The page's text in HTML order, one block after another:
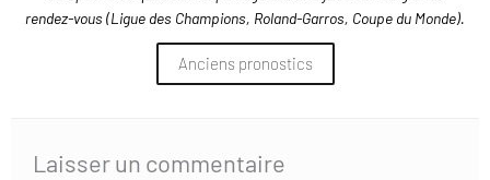
rendez-vous (Ligue des Champions, Roland-Garros, Coupe du Monde).
Anciens pronostics
Laisser un commentaire